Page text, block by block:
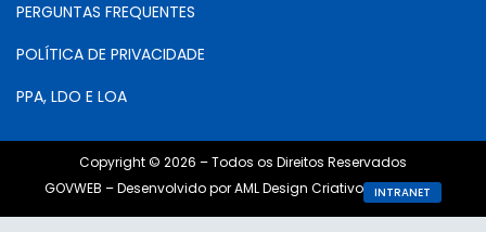
PERGUNTAS FREQUENTES
POLÍTICA DE PRIVACIDADE
PPA, LDO E LOA
Copyright © 2026 – Todos os Direitos Reservados
GOVWEB – Desenvolvido por AML Design Criativo
INTRANET